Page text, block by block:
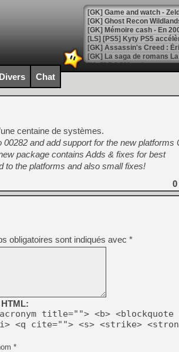
[Mo5] DOOM arrive en
[GK] Bethesda fête les 30
[GK] Roblox : l'action en
[GK] Agenda - GeForce
[LS] [PS5] ps5-y2jb-
[GK] Pourquoi Marvel
[GK] Test : Restory : Chill
[GK] GTA 6 : Rockstar
[GK] Hot Wheels Infinite
[GK] Mémoire cash -
[GK] Résultats Nintendo :
[GK] Déjà des
[Mo5] Brickboy cherche à
[GK] Minecraft et ses «
[GK] Beast of
[GK] Ubisoft : fin de partie
[GK] Mémoire cash -
[GK] Dan Houser (GTA)
[GK] Comment EA Sports
[GK] Crimson Moon : un
[GK] Isle of Reveries : le
[GK] Moonlighter 2 : The
[GK] Capcom relance
Divers Chat
centaine de systèmes.
and add support for the new platforms
package contains Adds & fixes for best
to the platforms and also small fixes!
0
obligatoires sont indiqués avec *
title=""> <b> <blockquote
<q cite=""> <s> <strike>
*